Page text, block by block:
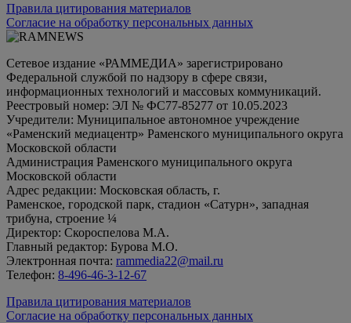
Правила цитирования материалов
Согласие на обработку персональных данных
Сетевое издание «РАММЕДИА» зарегистрировано
Федеральной службой по надзору в сфере связи,
информационных технологий и массовых коммуникаций.
Реестровый номер: ЭЛ № ФС77-85277 от 10.05.2023
Учредители: Муниципальное автономное учреждение
«Раменский медиацентр» Раменского муниципального округа
Московской области
Администрация Раменского муниципального округа
Московской области
Адрес редакции: Московская область, г.
Раменское, городской парк, стадион «Сатурн», западная
трибуна, строение ¼
Директор: Скороспелова М.А.
Главный редактор: Бурова М.О.
Электронная почта: rammedia22@mail.ru
Телефон: 8-496-46-3-12-67
Правила цитирования материалов
Согласие на обработку персональных данных